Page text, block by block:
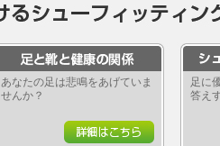
あなたの足は悲鳴をあげていま
せんか？
足に
答え